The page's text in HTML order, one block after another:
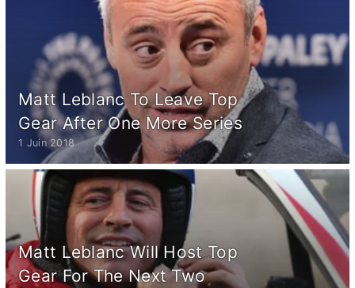
Matt Leblanc To Leave Top
Gear After One More Series
1 Juin 2018
Matt Leblanc Will Host Top
Gear For The Next Two